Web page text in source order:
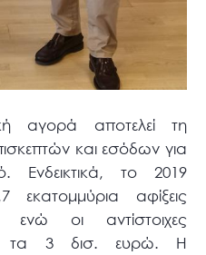
αγορά αποτελεί τη
και εσόδων για
Ενδεικτικά, το 2019
εκατομμύρια αφίξεις
ενώ οι αντίστοιχες
τα 3 δισ. ευρώ. Η